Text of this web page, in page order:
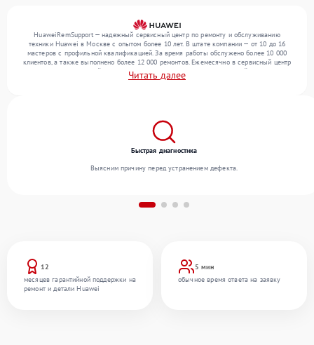
HuaweiRemSupport — надежный сервисный центр по ремонту и обслуживанию
техники Huawei в Москве с опытом более 10 лет. В штате компании — от 10 до 16
мастеров с профильной квалификацией. За время работы обслужено более 10 000
клиентов, а также выполнено более 12 000 ремонтов. Ежемесячно в сервисный центр
поступает от 300 устройств, включая , , . Мы устраняем поломки любой сложности и
обеспечиваем надежный результат благодаря квалификации мастеров.
Читать далее
12
месяцев гарантийной поддержки на
ремонт и детали Huawei
5 мин
обычное время ответа на заявку
Быстрая диагностика
Выясним причину перед устранением дефекта.